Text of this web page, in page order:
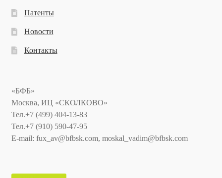
Патенты
Новости
Контакты
«БФБ»
Москва, ИЦ «СКОЛКОВО»
Тел.+7 (499) 404-13-83
Тел.+7 (910) 590-47-95
E-mail: fux_av@bfbsk.com, moskal_vadim@bfbsk.com